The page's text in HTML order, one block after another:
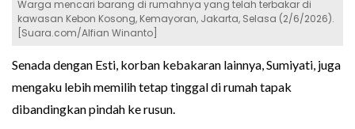
Warga mencari barang di rumahnya yang telah terbakar di
kawasan Kebon Kosong, Kemayoran, Jakarta, Selasa (2/6/2026).
[Suara.com/Alfian Winanto]
Senada dengan Esti, korban kebakaran lainnya, Sumiyati, juga
mengaku lebih memilih tetap tinggal di rumah tapak
dibandingkan pindah ke rusun.